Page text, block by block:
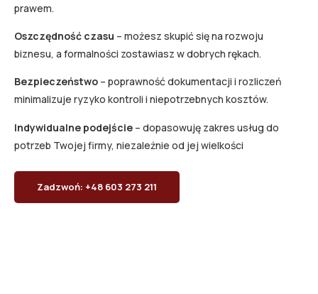
prawem.
Oszczędność czasu – możesz skupić się na rozwoju
biznesu, a formalności zostawiasz w dobrych rękach.
Bezpieczeństwo – poprawność dokumentacji i rozliczeń
minimalizuje ryzyko kontroli i niepotrzebnych kosztów.
Indywidualne podejście – dopasowuję zakres usług do
potrzeb Twojej firmy, niezależnie od jej wielkości
Zadzwoń: +48 603 273 211